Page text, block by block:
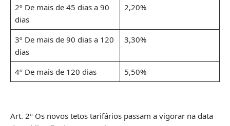
2º De mais de 45 dias a 90
dias
2,20%
3º De mais de 90 dias a 120
dias
3,30%
4º De mais de 120 dias 5,50%
Art. 2º Os novos tetos tarifários passam a vigorar na data